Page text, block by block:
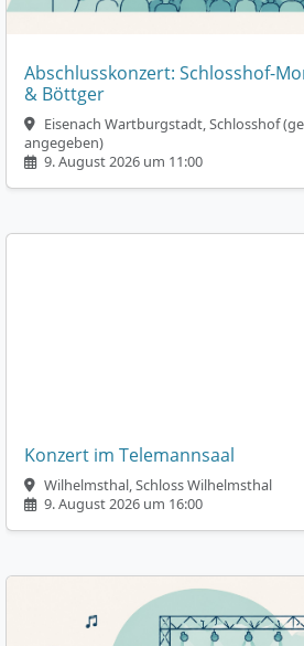
Abschlusskonzert: Schlosshof-
& Böttger
Eisenach Wartburgstadt, Schlosshof
angegeben)
9. August 2026 um 11:00
Konzert im Telemannsaal
Wilhelmsthal, Schloss Wilhelmsthal
9. August 2026 um 16:00